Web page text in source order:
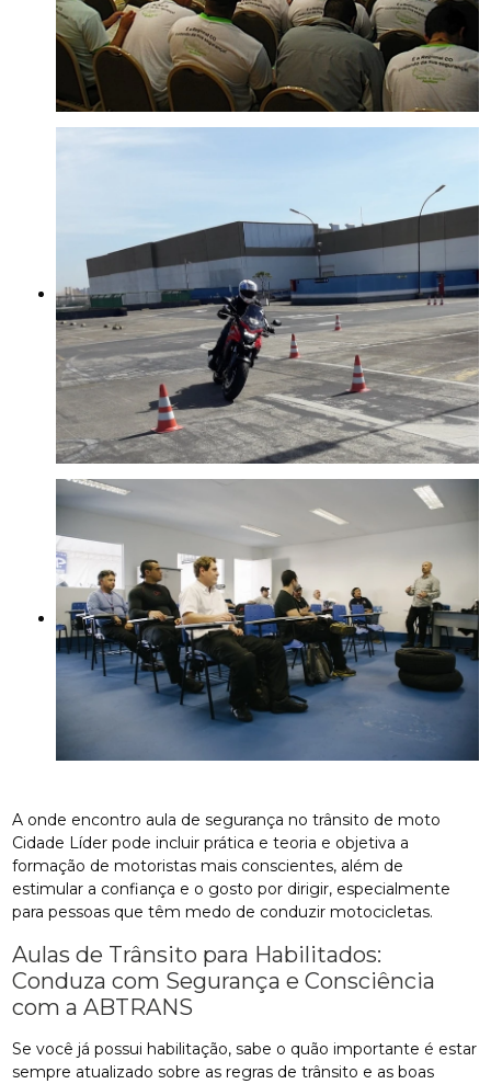
A onde encontro aula de segurança no trânsito de moto
Cidade Líder pode incluir prática e teoria e objetiva a
formação de motoristas mais conscientes, além de
estimular a confiança e o gosto por dirigir, especialmente
para pessoas que têm medo de conduzir motocicletas.
Aulas de Trânsito para Habilitados:
Conduza com Segurança e Consciência
com a ABTRANS
Se você já possui habilitação, sabe o quão importante é estar
sempre atualizado sobre as regras de trânsito e as boas